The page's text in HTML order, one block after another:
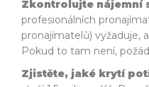
Zkontrolujte nájemní
profesionálních
pronajímatelů) vyžaduje,
Pokud to tam není,
Zjistěte, jaké krytí